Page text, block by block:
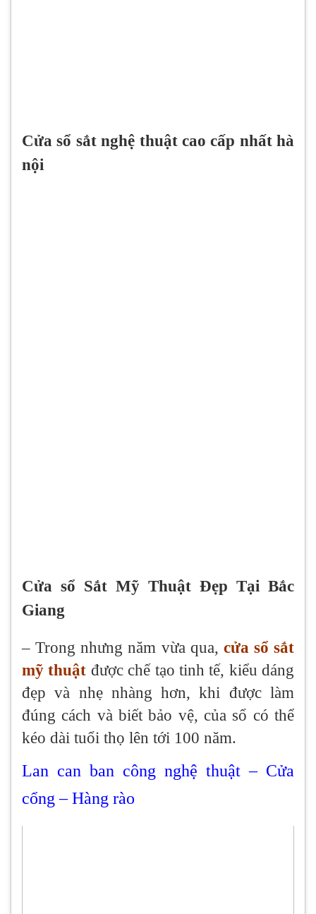
Cửa sổ sắt nghệ thuật cao cấp nhất hà
nội
Cửa sổ Sắt Mỹ Thuật Đẹp Tại Bắc
Giang
– Trong nhưng năm vừa qua, cửa sổ sắt
mỹ thuật được chế tạo tinh tế, kiểu dáng
đẹp và nhẹ nhàng hơn, khi được làm
đúng cách và biết bảo vệ, của sổ có thể
kéo dài tuổi thọ lên tới 100 năm.
Lan can ban công nghệ thuật – Cửa
cổng – Hàng rào